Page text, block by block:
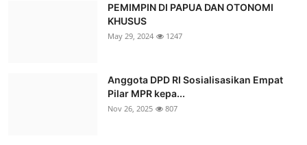
PEMIMPIN DI PAPUA DAN OTONOMI
KHUSUS
May 29, 2024 1247
Anggota DPD RI Sosialisasikan Empat
Pilar MPR kepa...
Nov 26, 2025 807